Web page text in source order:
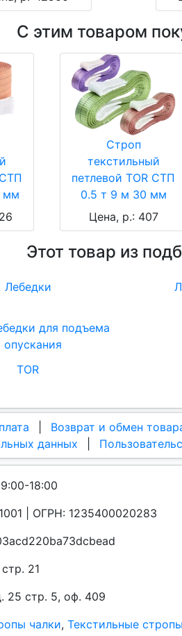
С этим товаром
мм
Строп
текстильный
петлевой TOR СТП
0.5 т 9 м 30 мм
Цена, р.: 407
Этот товар из
Лебедки
для подъема
опускания
TOR
Возврат и обмен
данных
18:00
| ОГРН: 1235400020283
21
25 стр. 5, оф. 409
чалки, Текстильные стропы